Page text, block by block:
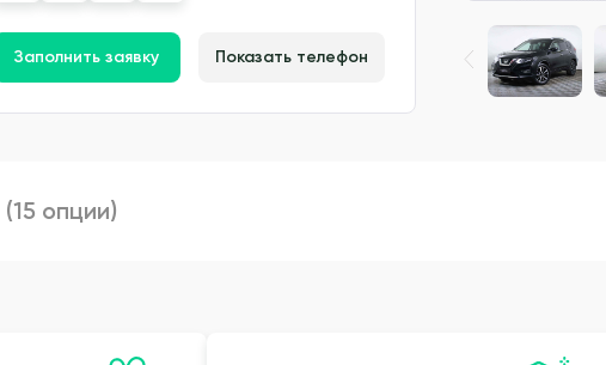
Заполнить заявку Показать телефон
(15 опции)